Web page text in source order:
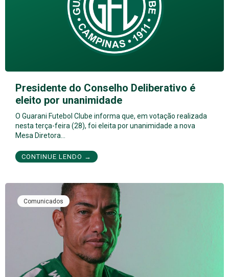
Presidente do Conselho Deliberativo é
eleito por unanimidade
O Guarani Futebol Clube informa que, em votação realizada
nesta terça-feira (28), foi eleita por unanimidade a nova
Mesa Diretora…
CONTINUE LENDO →
Comunicados